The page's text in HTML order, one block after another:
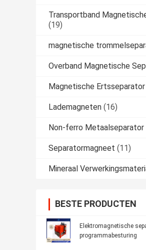
Transportband
(19)
magnetische
Overband Magnetische
Magnetische Ertsseparator
Lademagneten (16)
Non-ferro Metaalseparator
Separatormagneet (11)
Mineraal
BESTE PRODUCTEN
Elektromagnetische
programmabesturing